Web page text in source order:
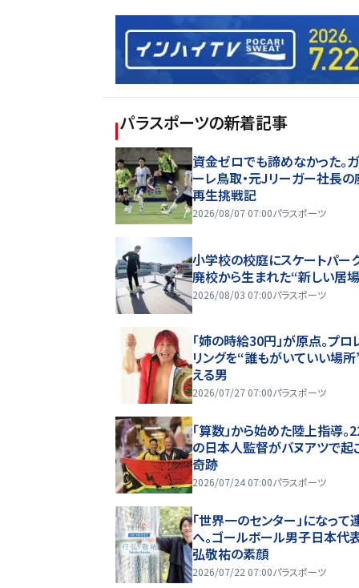
パラスポーツの新着記事
資金ゼロでも諦めなかった。
ーレ鳥取・元Jリーガー社長
再生挑戦記
2026/08/07 07:00パラスポーツ
小学校の校庭にスケートパー
廃校から生まれた“新しい居
2026/08/03 07:00パラスポーツ
「姉の時給30円」が原点。プロ
リングを“誰もがいていい場
える男
2026/07/27 07:00パラスポーツ
「算数」から始めた陸上指導。
の日本人監督がバヌアツで起
奇跡
2026/07/24 07:00パラスポーツ
「世界一のセンター」になって
へ。ゴールボール男子日本代
弘敬祐の素顔
2026/07/22 07:00パラスポーツ